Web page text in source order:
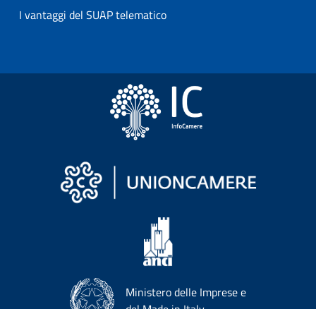
I vantaggi del SUAP telematico
Ministero delle Imprese e